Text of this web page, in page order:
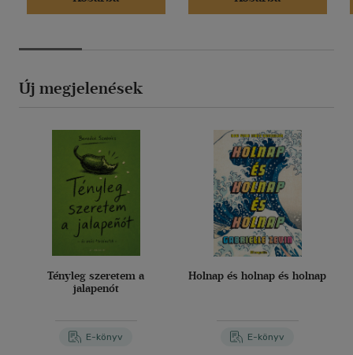
Új megjelenések
Tényleg szeretem a
jalapenót
E-könyv
Holnap és holnap és holnap
E-könyv